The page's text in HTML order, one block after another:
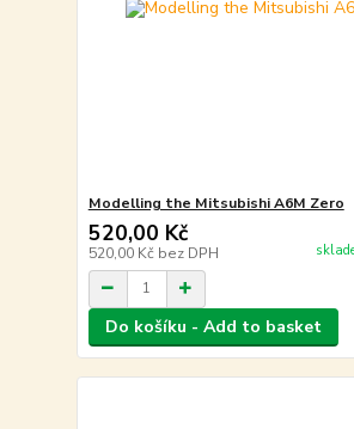
Modelling the Mitsubishi A6M Zero
520,00 Kč
520,00 Kč bez DPH
Do košíku - Add to basket